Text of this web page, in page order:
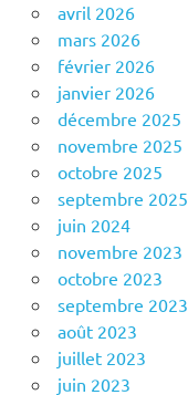
avril 2026
mars 2026
février 2026
janvier 2026
décembre 2025
novembre 2025
octobre 2025
septembre 2025
juin 2024
novembre 2023
octobre 2023
septembre 2023
août 2023
juillet 2023
juin 2023